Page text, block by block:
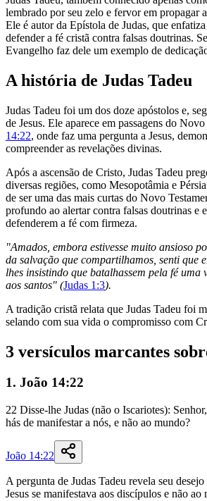
lembrado por seu zelo e fervor em propagar
Ele é autor da Epístola de Judas, que
defender a fé cristã contra falsas doutrinas.
Evangelho faz dele um exemplo de
A história de Judas Tadeu
Judas Tadeu foi um dos doze apóstolos e,
de Jesus. Ele aparece em passagens do
14:22, onde faz uma pergunta a Jesus,
compreender as revelações divinas.
Após a ascensão de Cristo, Judas Tadeu
diversas regiões, como Mesopotâmia e
de ser uma das mais curtas do Novo
profundo ao alertar contra falsas doutrinas e
defenderem a fé com firmeza.
"Amados, embora estivesse muito ansioso
da salvação que compartilhamos, senti que
lhes insistindo que batalhassem pela fé uma
aos santos" (Judas 1:3).
A tradição cristã relata que Judas Tadeu foi
selando com sua vida o compromisso com
3 versículos marcantes
1. João 14:22
22 Disse-lhe Judas (não o Iscariotes): Senhor,
hás de manifestara nós, e não ao mundo?
João 14:22
A pergunta de Judas Tadeu revela seu
Jesus se manifestava aos discípulos e não